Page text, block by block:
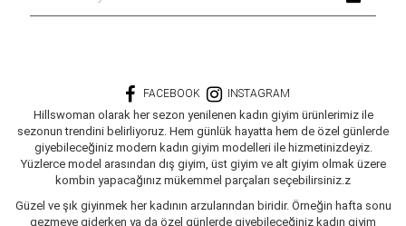
FACEBOOK INSTAGRAM
Hillswoman olarak her sezon yenilenen kadın giyim ürünlerimiz ile
sezonun trendini belirliyoruz. Hem günlük hayatta hem de özel günlerde
giyebileceğiniz modern kadın giyim modelleri ile hizmetinizdeyiz.
Yüzlerce model arasından dış giyim, üst giyim ve alt giyim olmak üzere
kombin yapacağınız mükemmel parçaları seçebilirsiniz.z
Güzel ve şık giyinmek her kadının arzularından biridir. Örneğin hafta sonu
gezmeye giderken ya da özel günlerde giyebileceğiniz kadın giyim